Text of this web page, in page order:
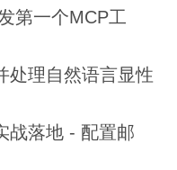
第一个MCP工
理自然语言显性
战落地 - 配置邮